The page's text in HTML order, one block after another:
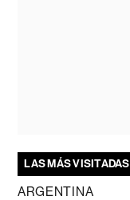
LAS MÁS VISITADAS
ARGENTINA